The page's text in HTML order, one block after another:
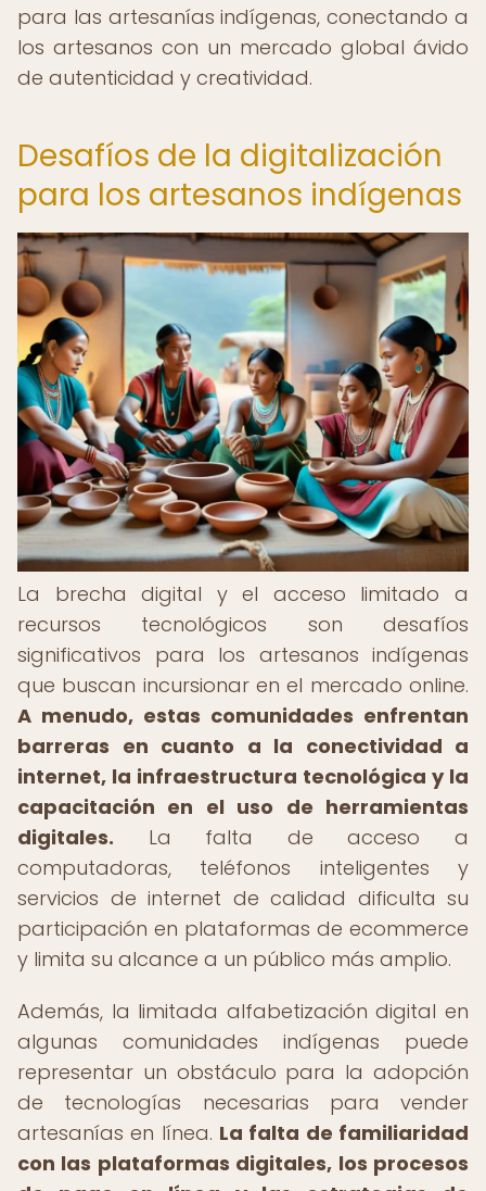
para las artesanías indígenas, conectando a
los artesanos con un mercado global ávido
de autenticidad y creatividad.
Desafíos de la digitalización
para los artesanos indígenas
La brecha digital y el acceso limitado a
recursos tecnológicos son desafíos
significativos para los artesanos indígenas
que buscan incursionar en el mercado online.
A menudo, estas comunidades enfrentan
barreras en cuanto a la conectividad a
internet, la infraestructura tecnológica y la
capacitación en el uso de herramientas
digitales. La falta de acceso a
computadoras, teléfonos inteligentes y
servicios de internet de calidad dificulta su
participación en plataformas de ecommerce
y limita su alcance a un público más amplio.
Además, la limitada alfabetización digital en
algunas comunidades indígenas puede
representar un obstáculo para la adopción
de tecnologías necesarias para vender
artesanías en línea. La falta de familiaridad
con las plataformas digitales, los procesos